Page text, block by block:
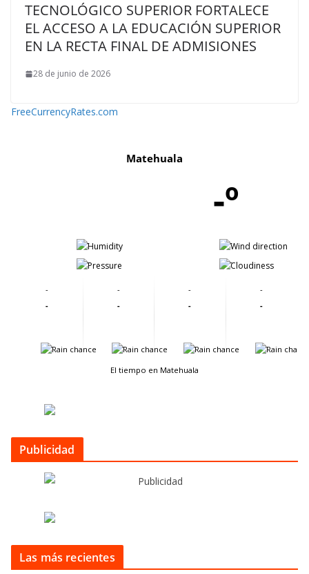
TECNOLÓGICO SUPERIOR FORTALECE
EL ACCESO A LA EDUCACIÓN SUPERIOR
EN LA RECTA FINAL DE ADMISIONES
28 de junio de 2026
FreeCurrencyRates.com
Matehuala
-º
-
-
-
-
-
-
-
-
-
-
-
-
-
-
-
-
El tiempo en Matehuala
Publicidad
Las más recientes